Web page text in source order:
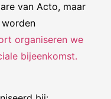
van Acto, maar
organiseren we
bijeenkomst.